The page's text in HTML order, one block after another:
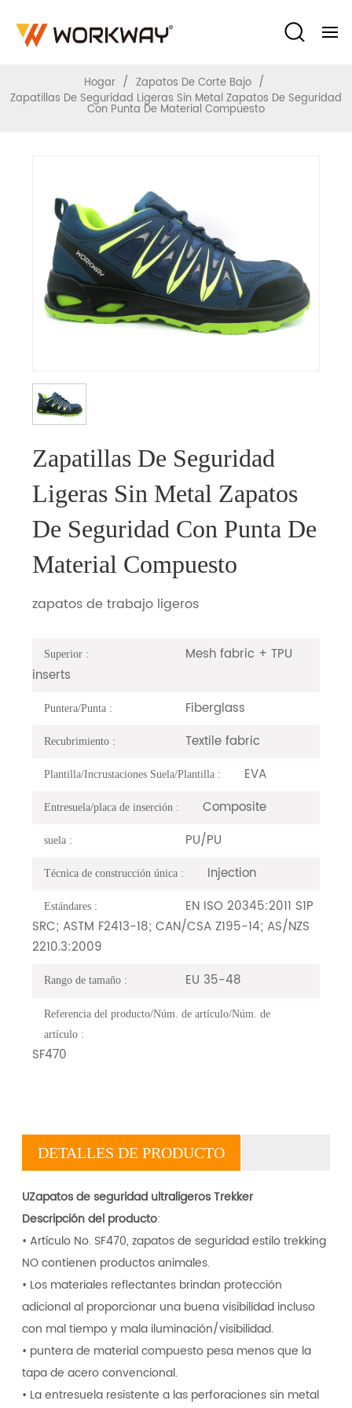
Hogar / Zapatos De Corte Bajo /
Zapatillas De Seguridad Ligeras Sin Metal Zapatos De Seguridad
Con Punta De Material Compuesto
Zapatillas De Seguridad
Ligeras Sin Metal Zapatos
De Seguridad Con Punta De
Material Compuesto
zapatos de trabajo ligeros
Superior :
Mesh fabric + TPU
inserts
Puntera/Punta : Fiberglass
Recubrimiento : Textile fabric
Plantilla/Incrustaciones Suela/Plantilla : EVA
Entresuela/placa de inserción : Composite
suela : PU/PU
Técnica de construcción única : Injection
Estándares :
EN ISO 20345:2011 S1P
SRC; ASTM F2413-18; CAN/CSA Z195-14; AS/NZS
2210.3:2009
Rango de tamaño : EU 35-48
Referencia del producto/Núm. de artículo/Núm. de
artículo :
SF470
DETALLES DE PRODUCTO
UZapatos de seguridad ultraligeros Trekker
Descripción del producto:
• Artículo No. SF470, zapatos de seguridad estilo trekking
NO contienen productos animales.
• Los materiales reflectantes brindan protección
adicional al proporcionar una buena visibilidad incluso
con mal tiempo y mala iluminación/visibilidad.
• puntera de material compuesto pesa menos que la
tapa de acero convencional.
• La entresuela resistente a las perforaciones sin metal